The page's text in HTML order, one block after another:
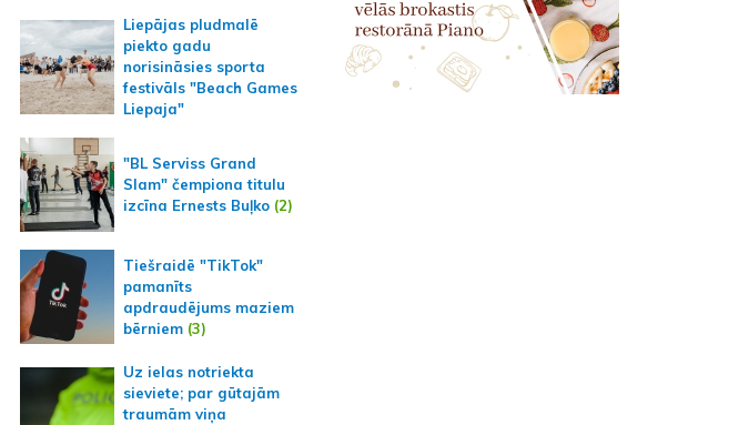
Liepājas pludmalē
piekto gadu
norisināsies sporta
festivāls "Beach Games
Liepaja"
"BL Serviss Grand
Slam" čempiona titulu
izcīna Ernests Buļko (2)
Tiešraidē "TikTok"
pamanīts
apdraudējums maziem
bērniem (3)
Uz ielas notriekta
sieviete; par gūtajām
traumām viņa